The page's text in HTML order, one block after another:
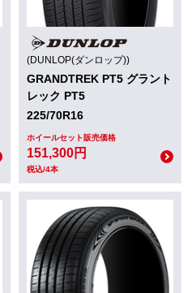
(DUNLOP(ダンロップ))
GRANDTREK PT5 グラント
レック PT5
225/70R16
ホイールセット販売価格
151,300円
税込/4本